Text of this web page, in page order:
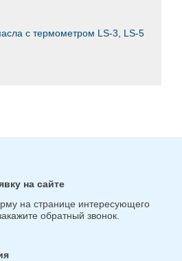
с термометром LS-3, LS-5
на сайте
на странице интересующего
обратный звонок.